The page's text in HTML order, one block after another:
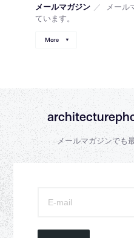
メールマガジン ／
メール
ています。
More
メールマガジンでも